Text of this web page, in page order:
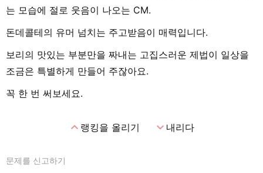
는 모습에 절로 웃음이 나오는 CM.
돈데콜테의 유머 넘치는 주고받음이 매력입니다.
보리의 맛있는 부분만을 짜내는 고집스러운 제법이 일상을
조금은 특별하게 만들어 주잖아요.
꼭 한 번 써보세요.
expand_less랭킹을 올리기 expand_more내리다
문제를 신고하기